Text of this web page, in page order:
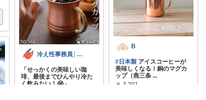
冷え性事務員│飲み物と甘いものと温活
「せっかくの美味しい珈
琲、最後までひんやり冷た
く飲みたい！😭」
B
#日本製 アイスコーヒーが
美味しくなる！銅のマグカ
ップ（燕三条 ...
￥ 3,201